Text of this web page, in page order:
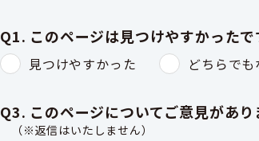
Q1. このページは見つけやすかったで
見つけやすかった どちらでも
Q3. このページについてご意見があ
（※返信はいたしません）